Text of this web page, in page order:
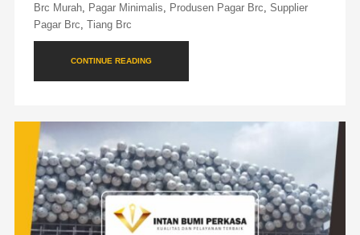
Brc Murah, Pagar Minimalis Produsen Pagar Brc Supplier
Pagar Brc Tiang Brc
CONTINUE READING